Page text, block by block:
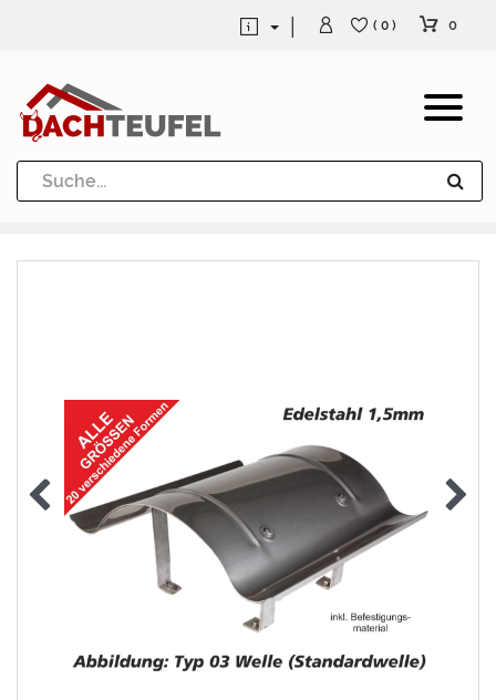
Dachrinne und Fallrohre
Werkzeuge und Löttechnik
( 0 ) 0